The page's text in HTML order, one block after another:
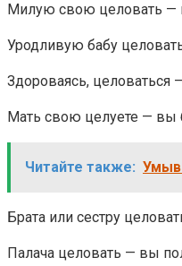
Милую свою целовать —
Уродливую бабу
Здороваясь, целоваться
Мать свою целуете — вы
Читайте также:
Брата или сестру
Палача целовать — вы